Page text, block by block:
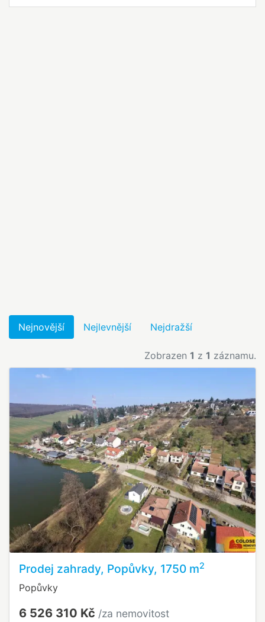
Nejnovější Nejlevnější Nejdražší
Zobrazen 1 z 1 záznamu.
Prodej zahrady, Popůvky, 1750 m2
Popůvky
6 526 310 Kč /za nemovitost